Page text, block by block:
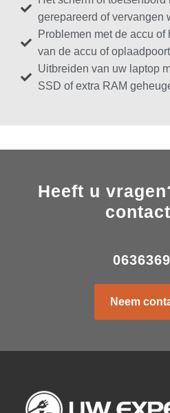
gerepareerd of vervangen
Problemen met de accu
van de accu of
Uitbreiden van uw laptop
SSD of extra RAM
Heeft u
Neem